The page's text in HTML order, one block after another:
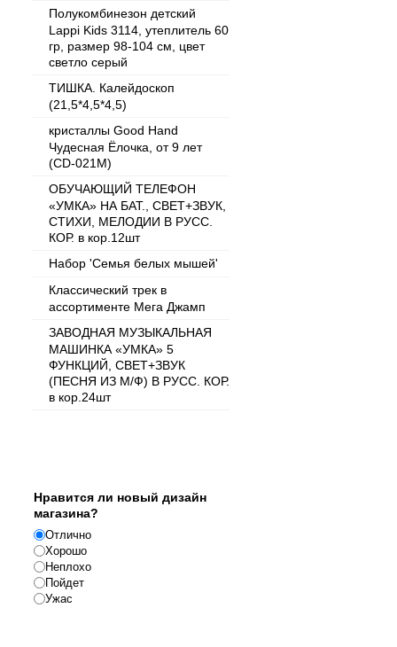
Полукомбинезон детский
Lappi Kids 3114, утеплитель 60
гр, размер 98-104 см, цвет
светло серый
ТИШКА. Калейдоскоп
(21,5*4,5*4,5)
кристаллы Good Hand
Чудесная Ёлочка, от 9 лет
(CD-021M)
ОБУЧАЮЩИЙ ТЕЛЕФОН
«УМКА» НА БАТ., СВЕТ+ЗВУК,
СТИХИ, МЕЛОДИИ В РУСС.
КОР. в кор.12шт
Набор 'Семья белых мышей'
Классический трек в
ассортименте Мега Джамп
ЗАВОДНАЯ МУЗЫКАЛЬНАЯ
МАШИНКА «УМКА» 5
ФУНКЦИЙ, СВЕТ+ЗВУК
(ПЕСНЯ ИЗ М/Ф) В РУСС. КОР.
в кор.24шт
Нравится ли новый дизайн
магазина?
Отлично
Хорошо
Неплохо
Пойдет
Ужас